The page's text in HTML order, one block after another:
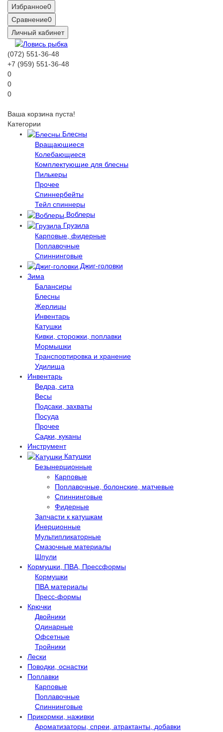
Избранное0
Сравнение0
Личный кабинет
(072) 551-36-48
+7 (959) 551-36-48
0
0
0
Ваша корзина пуста!
Категории
Блесны
Вращающиеся
Колебающиеся
Комплектующие для блесны
Пилькеры
Прочее
Спиннербейты
Тейл спиннеры
Воблеры
Грузила
Карповые, фидерные
Поплавочные
Спиннинговые
Джиг-головки
Зима
Балансиры
Блесны
Жерлицы
Инвентарь
Катушки
Кивки, сторожки, поплавки
Мормышки
Транспортировка и хранение
Удилища
Инвентарь
Ведра, сита
Весы
Подсаки, захваты
Посуда
Прочее
Садки, куканы
Инструмент
Катушки
Безынерционные
Карповые
Поплавочные, болонские, матчевые
Спиннинговые
Фидерные
Запчасти к катушкам
Инерционные
Мультипликаторные
Смазочные материалы
Шпули
Кормушки, ПВА, Прессформы
Кормушки
ПВА материалы
Пресс-формы
Крючки
Двойники
Одинарные
Офсетные
Тройники
Лески
Поводки, оснастки
Поплавки
Карповые
Поплавочные
Спиннинговые
Прикормки, наживки
Ароматизаторы, спреи, атрактанты, добавки